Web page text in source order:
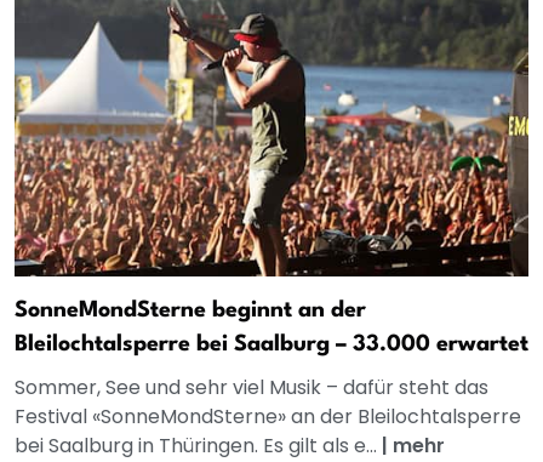
SonneMondSterne beginnt an der
Bleilochtalsperre bei Saalburg – 33.000 erwartet
Sommer, See und sehr viel Musik – dafür steht das
Festival «SonneMondSterne» an der Bleilochtalsperre
bei Saalburg in Thüringen. Es gilt als e... | mehr